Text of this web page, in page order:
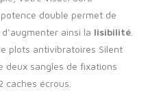
double permet de
ainsi la lisibilité
plots antivibratoires Silent
deux sangles de fixations
caches écrous.